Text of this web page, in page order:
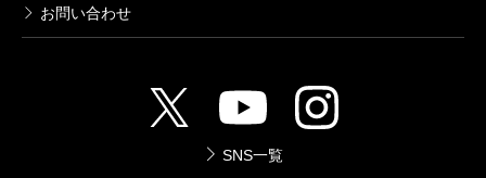
お問い合わせ
SNS一覧